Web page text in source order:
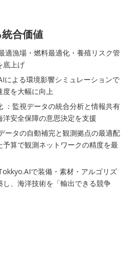
合価値
適漁場・燃料最適化・養殖リスク管
底上げ
による環境影響シミュレーションで
度を大幅に向上
：監視データの統合分析と情報共有
安全保障の意思決定を支援
ータの自動補完と観測拠点の最適配
算で観測ネットワークの精度を最
で装備・素材・アルゴリズ
し、海洋技術を「輸出できる競争